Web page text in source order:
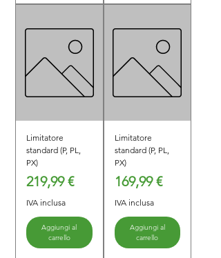
Limitatore
standard (P, PL,
PX)
Prezzo
219,99 €
IVA inclusa
Aggiungi al
carrello
Limitatore
standard (P, PL,
PX)
Prezzo
169,99 €
IVA inclusa
Aggiungi al
carrello